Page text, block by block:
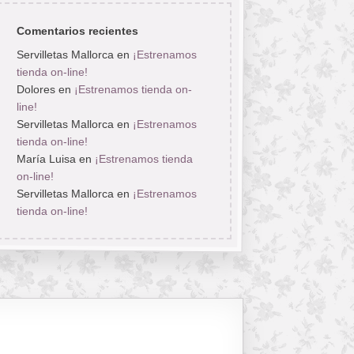
Comentarios recientes
Servilletas Mallorcaen ¡Estrenamos
tienda on-line!
Doloresen ¡Estrenamos tienda on-
line!
Servilletas Mallorcaen ¡Estrenamos
tienda on-line!
María Luisaen ¡Estrenamos tienda
on-line!
Servilletas Mallorcaen ¡Estrenamos
tienda on-line!